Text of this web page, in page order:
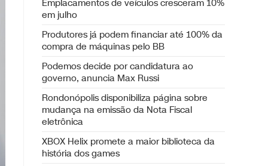
Emplacamentos de veículos cresceram 10%
em julho
Produtores já podem financiar até 100% da
compra de máquinas pelo BB
Podemos decide por candidatura ao
governo, anuncia Max Russi
Rondonópolis disponibiliza página sobre
mudança na emissão da Nota Fiscal
eletrônica
XBOX Helix promete a maior biblioteca da
história dos games